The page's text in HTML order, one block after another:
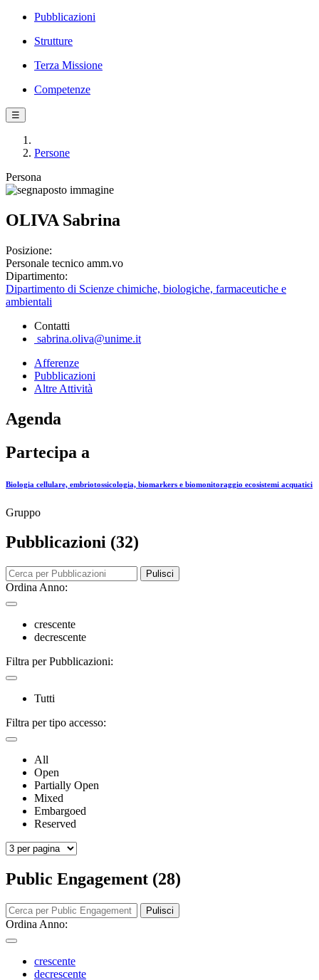
Pubblicazioni
Strutture
Terza Missione
Competenze
☰
Persone
Persona
OLIVA Sabrina
Posizione:
Personale tecnico amm.vo
Dipartimento:
Dipartimento di Scienze chimiche, biologiche, farmaceutiche e
ambientali
Contatti
sabrina.oliva@unime.it
Afferenze
Pubblicazioni
Altre Attività
Agenda
Partecipa a
Biologia cellulare, embriotossicologia, biomarkers e biomonitoraggio ecosistemi acquatici
Gruppo
Pubblicazioni (32)
Pulisci
Ordina Anno:
crescente
decrescente
Filtra per Pubblicazioni:
Tutti
Filtra per tipo accesso:
All
Open
Partially Open
Mixed
Embargoed
Reserved
Public Engagement (28)
Pulisci
Ordina Anno:
crescente
decrescente